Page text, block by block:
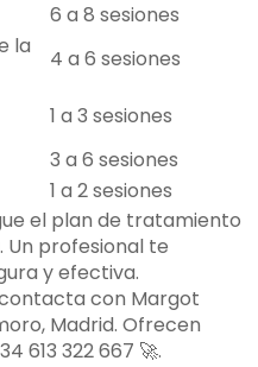
6 a 8 sesiones
la
4 a 6 sesiones
1 a 3 sesiones
3 a 6 sesiones
1 a 2 sesiones
el plan de tratamiento
Un profesional te
y efectiva.
con Margot
Madrid. Ofrecen
613 322 667 🚀.